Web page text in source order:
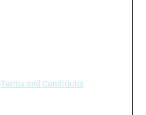
Terms and Conditions